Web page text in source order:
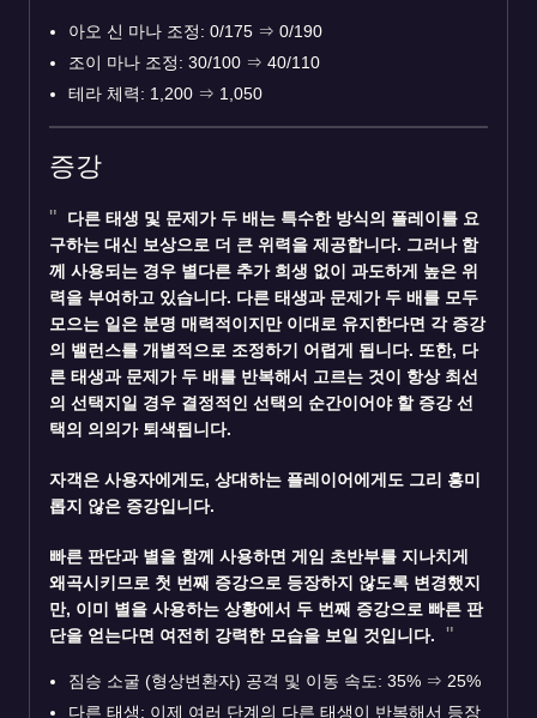
아오 신 마나 조정: 0/175 ⇒ 0/190
조이 마나 조정: 30/100 ⇒ 40/110
테라 체력: 1,200 ⇒ 1,050
증강
다른 태생 및 문제가 두 배 는 특수한 방식의 플레이를 요
구하는 대신 보상으로 더 큰 위력을 제공합니다. 그러나 함
께 사용되는 경우 별다른 추가 희생 없이 과도하게 높은 위
력을 부여하고 있습니다. 다른 태생과 문제가 두 배를 모두
모으는 일은 분명 매력적이지만 이대로 유지한다면 각 증강
의 밸런스를 개별적으로 조정하기 어렵게 됩니다. 또한, 다
른 태생과 문제가 두 배를 반복해서 고르는 것이 항상 최선
의 선택지일 경우 결정적인 선택의 순간이어야 할 증강 선
택의 의의가 퇴색됩니다.
자객은 사용자에게도, 상대하는 플레이어에게도 그리 흥미
롭지 않은 증강입니다.
빠른 판단과 별을 함께 사용하면 게임 초반부를 지나치게
왜곡시키므로 첫 번째 증강으로 등장하지 않도록 변경했지
만, 이미 별을 사용하는 상황에서 두 번째 증강으로 빠른 판
단을 얻는다면 여전히 강력한 모습을 보일 것입니다.
짐승 소굴 (형상변환자) 공격 및 이동 속도: 35% ⇒ 25%
다른 태생: 이제 여러 단계의 다른 태생이 반복해서 등장